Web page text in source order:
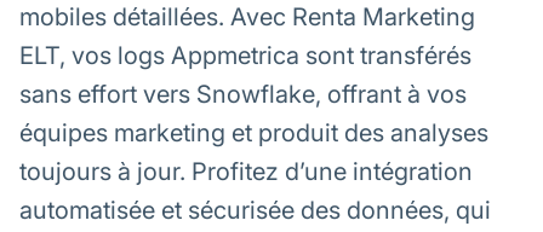
mobiles détaillées. Avec Renta Marketing
ELT, vos logs Appmetrica sont transférés
sans effort vers Snowflake, offrant à vos
équipes marketing et produit des analyses
toujours à jour. Profitez d’une intégration
automatisée et sécurisée des données, qui